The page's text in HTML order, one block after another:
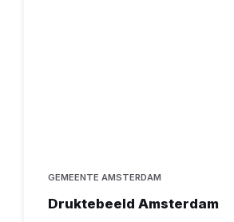
GEMEENTE AMSTERDAM
Druktebeeld Amsterdam